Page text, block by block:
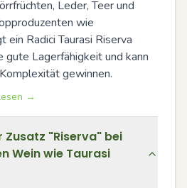
Leder, Teer und
wie
ein Radici Taurasi Riserva
Lagerfähigkeit und kann
gewinnen.
→
"Riserva" bei
Wein wie Taurasi